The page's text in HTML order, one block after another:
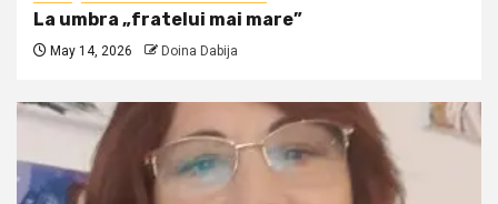
La umbra „fratelui mai mare”
May 14, 2026 Doina Dabija